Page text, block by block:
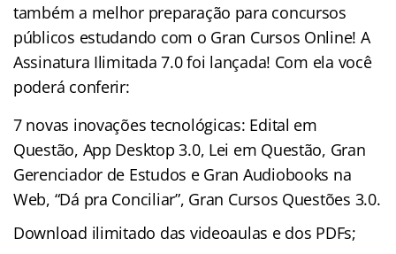
também a melhor preparação para concursos
públicos estudando com o Gran Cursos Online! A
Assinatura Ilimitada 7.0 foi lançada! Com ela você
poderá conferir:
7 novas inovações tecnológicas: Edital em
Questão, App Desktop 3.0, Lei em Questão, Gran
Gerenciador de Estudos e Gran Audiobooks na
Web, “Dá pra Conciliar”, Gran Cursos Questões 3.0.
Download ilimitado das videoaulas e dos PDFs;